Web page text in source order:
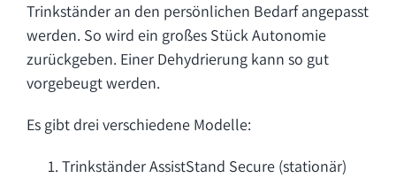
Trinkständer an den persönlichen Bedarf angepasst
werden. So wird ein großes Stück Autonomie
zurückgeben. Einer Dehydrierung kann so gut
vorgebeugt werden.
Es gibt drei verschiedene Modelle:
Trinkständer AssistStand Secure (stationär)